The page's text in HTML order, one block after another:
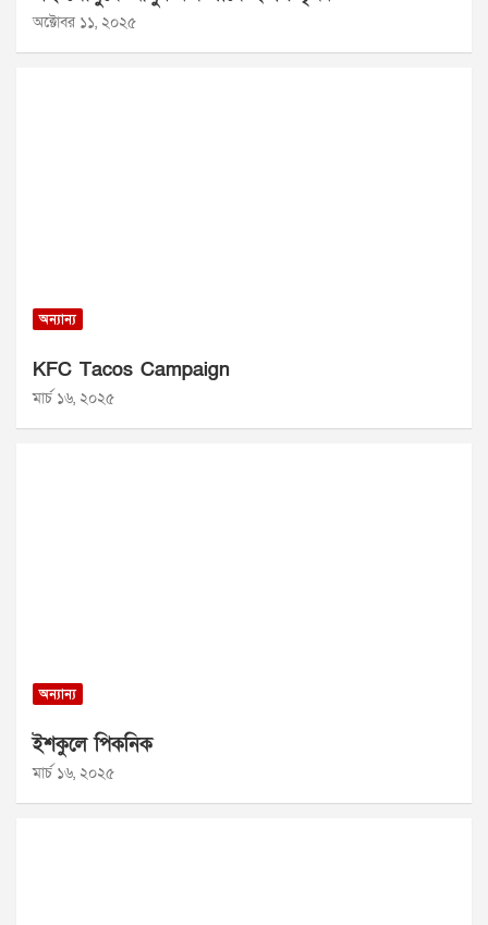
অক্টোবর ১১, ২০২৫
অন্যান্য
KFC Tacos Campaign
মার্চ ১৬, ২০২৫
অন্যান্য
ইশকুলে পিকনিক
মার্চ ১৬, ২০২৫